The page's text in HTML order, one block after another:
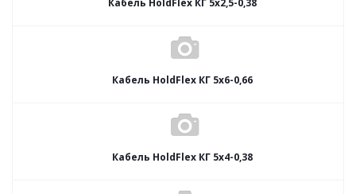
Кабель HoldFlex КГ 5x2,5-0,38
Кабель HoldFlex КГ 5x6-0,66
Кабель HoldFlex КГ 5x4-0,38